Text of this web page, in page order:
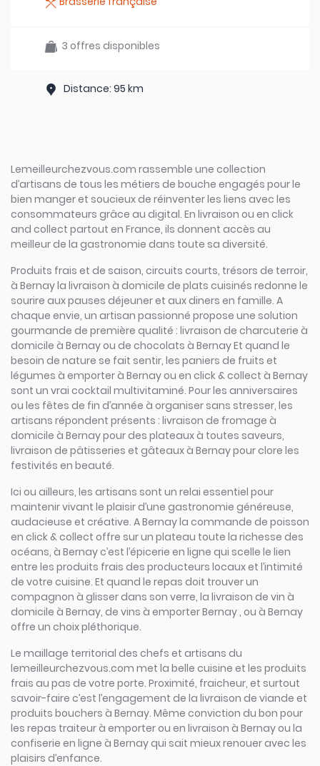
3 offres disponibles
Distance: 95 km
Lemeilleurchezvous.com rassemble une collection
d’artisans de tous les métiers de bouche engagés pour le
bien manger et soucieux de réinventer les liens avec les
consommateurs grâce au digital. En livraison ou en click
and collect partout en France, ils donnent accès au
meilleur de la gastronomie dans toute sa diversité.
Produits frais et de saison, circuits courts, trésors de terroir,
à Bernay la livraison à domicile de plats cuisinés redonne le
sourire aux pauses déjeuner et aux diners en famille. A
chaque envie, un artisan passionné propose une solution
gourmande de première qualité : livraison de charcuterie à
domicile à Bernay ou de chocolats à Bernay Et quand le
besoin de nature se fait sentir, les paniers de fruits et
légumes à emporter à Bernay ou en click & collect à Bernay
sont un vrai cocktail multivitaminé. Pour les anniversaires
ou les fêtes de fin d’année à organiser sans stresser, les
artisans répondent présents : livraison de fromage à
domicile à Bernay pour des plateaux à toutes saveurs,
livraison de pâtisseries et gâteaux à Bernay pour clore les
festivités en beauté.
Ici ou ailleurs, les artisans sont un relai essentiel pour
maintenir vivant le plaisir d’une gastronomie généreuse,
audacieuse et créative. A Bernay la commande de poisson
en click & collect offre sur un plateau toute la richesse des
océans, à Bernay c’est l’épicerie en ligne qui scelle le lien
entre les produits frais des producteurs locaux et l’intimité
de votre cuisine. Et quand le repas doit trouver un
compagnon à glisser dans son verre, la livraison de vin à
domicile à Bernay, de vins à emporter Bernay , ou à Bernay
offre un choix pléthorique.
Le maillage territorial des chefs et artisans du
lemeilleurchezvous.com met la belle cuisine et les produits
frais au pas de votre porte. Proximité, fraicheur, et surtout
savoir-faire c’est l’engagement de la livraison de viande et
produits bouchers à Bernay. Même conviction du bon pour
les repas traiteur à emporter ou en livraison à Bernay ou la
confiserie en ligne à Bernay qui sait mieux renouer avec les
plaisirs d’enfance.